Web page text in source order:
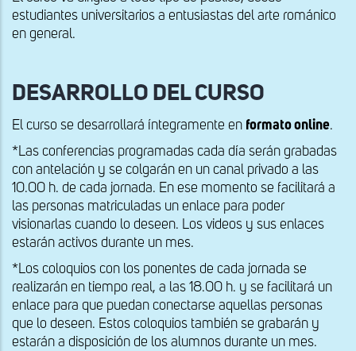
estudiantes universitarios a entusiastas del arte románico
en general.
DESARROLLO DEL CURSO
El curso se desarrollará íntegramente en formato online.
*Las conferencias programadas cada día serán grabadas
con antelación y se colgarán en un canal privado a las
10.00 h. de cada jornada. En ese momento se facilitará a
las personas matriculadas un enlace para poder
visionarlas cuando lo deseen. Los videos y sus enlaces
estarán activos durante un mes.
*Los coloquios con los ponentes de cada jornada se
realizarán en tiempo real, a las 18.00 h. y se facilitará un
enlace para que puedan conectarse aquellas personas
que lo deseen. Estos coloquios también se grabarán y
estarán a disposición de los alumnos durante un mes.